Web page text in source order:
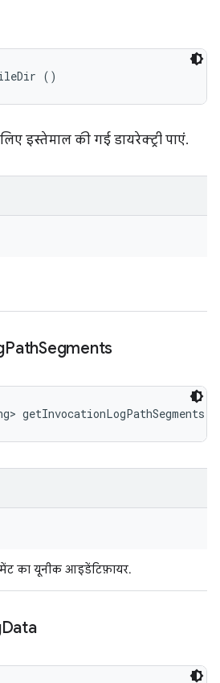
()
इस्तेमाल की गई डायरेक्ट्री पाएं.
PathSegments
getInvocationLogPathSegments
का यूनीक आइडेंटिफ़ायर.
Data